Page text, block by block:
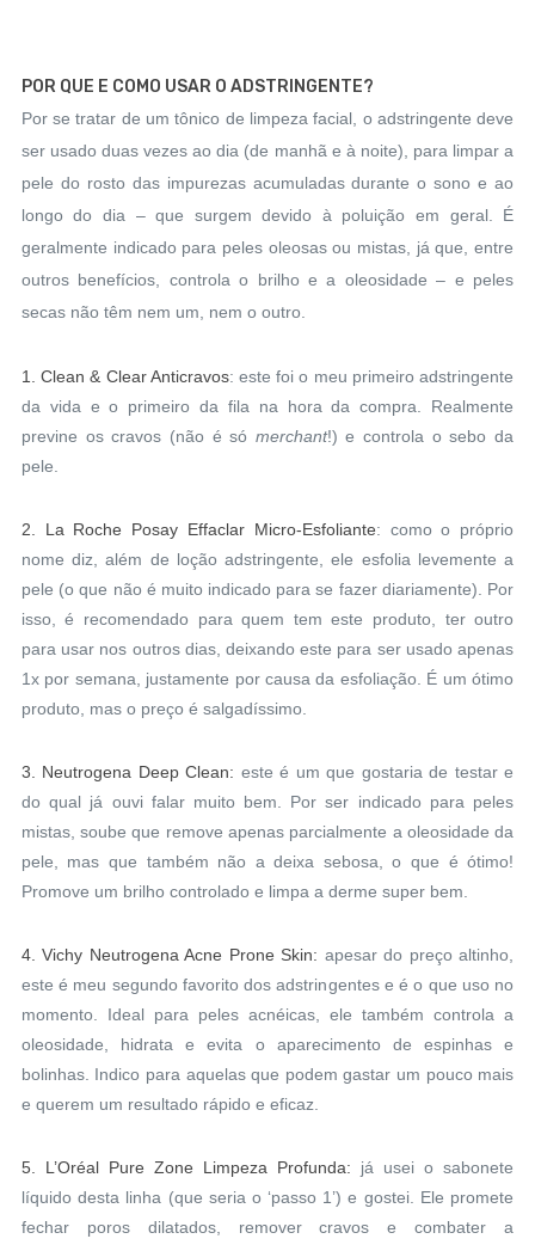
POR QUE E COMO USAR O ADSTRINGENTE?
Por se tratar de um tônico de limpeza facial, o adstringente deve
ser usado duas vezes ao dia (de manhã e à noite), para limpar a
pele do rosto das impurezas acumuladas durante o sono e ao
longo do dia – que surgem devido à poluição em geral. É
geralmente indicado para peles oleosas ou mistas, já que, entre
outros benefícios, controla o brilho e a oleosidade – e peles
secas não têm nem um, nem o outro.
1. Clean & Clear Anticravos: este foi o meu primeiro adstringente
da vida e o primeiro da fila na hora da compra. Realmente
previne os cravos (não é só merchant!) e controla o sebo da
pele.
2. La Roche Posay Effaclar Micro-Esfoliante: como o próprio
nome diz, além de loção adstringente, ele esfolia levemente a
pele (o que não é muito indicado para se fazer diariamente). Por
isso, é recomendado para quem tem este produto, ter outro
para usar nos outros dias, deixando este para ser usado apenas
1x por semana, justamente por causa da esfoliação. É um ótimo
produto, mas o preço é salgadíssimo.
3. Neutrogena Deep Clean: este é um que gostaria de testar e
do qual já ouvi falar muito bem. Por ser indicado para peles
mistas, soube que remove apenas parcialmente a oleosidade da
pele, mas que também não a deixa sebosa, o que é ótimo!
Promove um brilho controlado e limpa a derme super bem.
4. Vichy Neutrogena Acne Prone Skin: apesar do preço altinho,
este é meu segundo favorito dos adstringentes e é o que uso no
momento. Ideal para peles acnéicas, ele também controla a
oleosidade, hidrata e evita o aparecimento de espinhas e
bolinhas. Indico para aquelas que podem gastar um pouco mais
e querem um resultado rápido e eficaz.
5. L’Oréal Pure Zone Limpeza Profunda: já usei o sabonete
líquido desta linha (que seria o ‘passo 1’) e gostei. Ele promete
fechar poros dilatados, remover cravos e combater a